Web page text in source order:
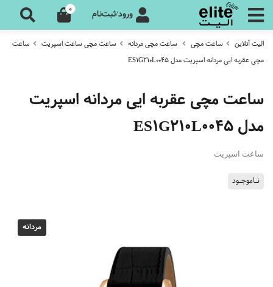
ورود/ثبت‌نام 0
الیت آنلاین ساعت مچی ساعت مچی مردانه ساعت مچی ساعت اسپریت
ساعت
مچی عقربه ایی مردانه اسپریت مدل ES1G210L0045
ساعت مچی عقربه ایی مردانه اسپریت
مدل ES1G210L0045
ساعت اسپریت
نـاموجـود
مردانه